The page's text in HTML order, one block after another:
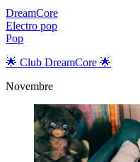
DreamCore
Electro pop
Pop
🌟 Club DreamCore 🌟
Novembre